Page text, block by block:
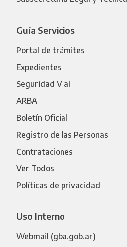
Guía Servicios
Portal de trámites
Expedientes
Seguridad Vial
ARBA
Boletín Oficial
Registro de las Personas
Contrataciones
Ver Todos
Políticas de privacidad
Uso Interno
Webmail (gba.gob.ar)